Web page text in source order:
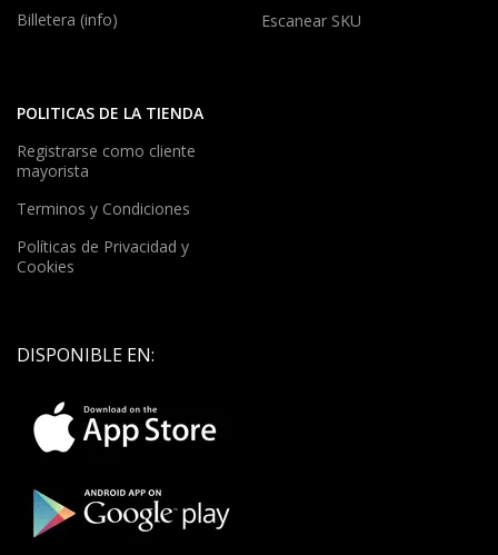
Billetera (info)
Escanear SKU
POLITICAS DE LA TIENDA
Registrarse como cliente
mayorista
Terminos y Condiciones
Políticas de Privacidad y
Cookies
DISPONIBLE EN: